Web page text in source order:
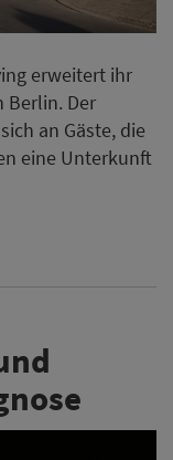
erweitert ihr
Berlin. Der
an Gäste, die
eine Unterkunft